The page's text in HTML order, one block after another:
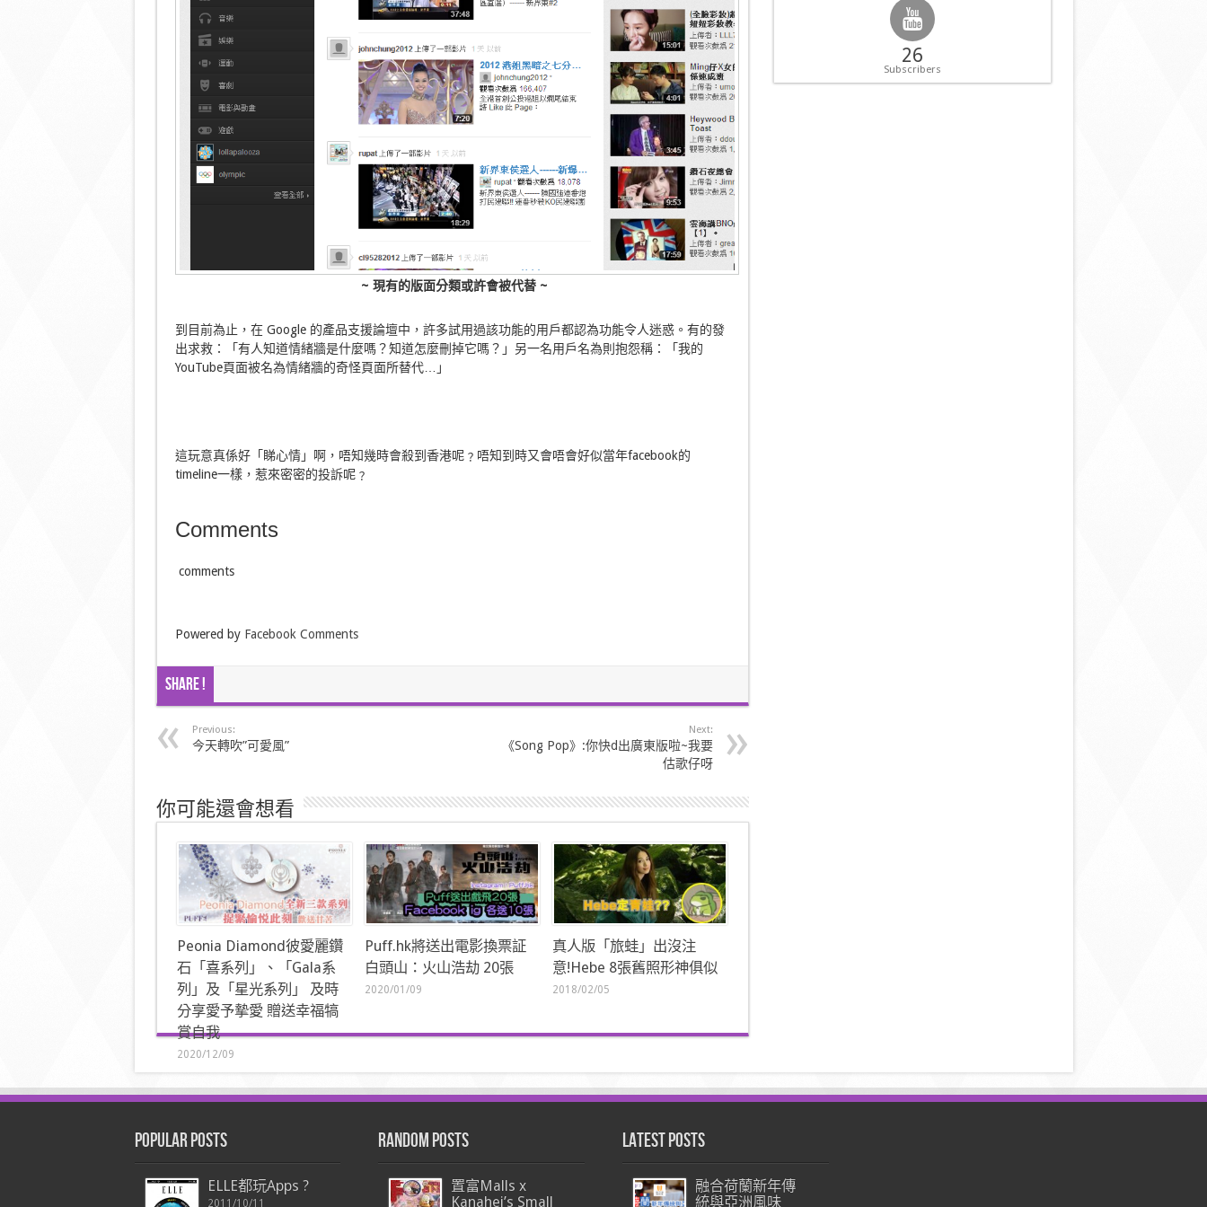
~ 現有的版面分類或許會被代替 ~
到目前為止，在 Google 的產品支援論壇中，許多試用過該功能的用戶都認為功能令人迷惑。有的發
出求救：「有人知道情緒牆是什麼嗎？知道怎麼刪掉它嗎？」另一名用戶名為則抱怨稱：「我的
YouTube頁面被名為情緒牆的奇怪頁面所替代…」
這玩意真係好「睇心情」啊，唔知幾時會殺到香港呢﹖唔知到時又會唔會好似當年facebook的
timeline一樣，惹來密密的投訴呢﹖
Comments
comments
Powered by Facebook Comments
Share !
Previous:
今天轉吹”可愛風”
Next:
《Song Pop》:你快d出廣東版啦~我要
估歌仔呀
你可能還會想看
Peonia Diamond彼愛麗鑽
石「喜系列」、「Gala系
列」及「星光系列」 及時
分享愛予摯愛 贈送幸福犒
賞自我
2020/12/09
Puff.hk將送出電影換票証
白頭山：火山浩劫 20張
2020/01/09
真人版「旅蛙」出沒注
意!Hebe 8張舊照形神俱似
2018/02/05
26
Subscribers
Popular Posts
ELLE都玩Apps ?
2011/10/11
Random Posts
置富Malls x
Kanahei’s Small
Latest Posts
融合荷蘭新年傳
統與亞洲風味